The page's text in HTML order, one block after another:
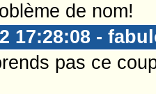
de nom!
17:28:08 -
pas ce